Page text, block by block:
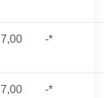
7,00 -*
7,00 -*